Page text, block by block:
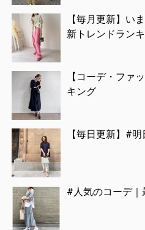
【毎月更新】い
新トレンドラン
【コーデ・ファ
キング
【毎日更新】#
#人気のコーデ｜